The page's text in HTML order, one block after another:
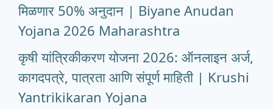
मिळणार 50% अनुदान | Biyane Anudan
Yojana 2026 Maharashtra
कृषी यांत्रिकीकरण योजना 2026: ऑनलाइन अर्ज,
कागदपत्रे, पात्रता आणि संपूर्ण माहिती | Krushi
Yantrikikaran Yojana